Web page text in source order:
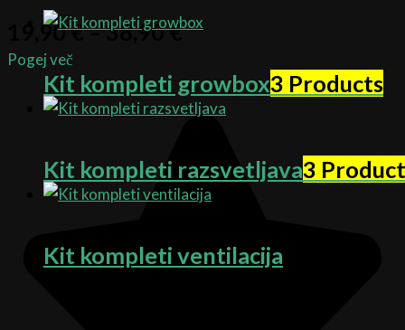
Kit kompleti growbox3 Products
Kit kompleti razsvetljava3
Kit kompleti ventilacija
19,90€–38,90€
Pogej več